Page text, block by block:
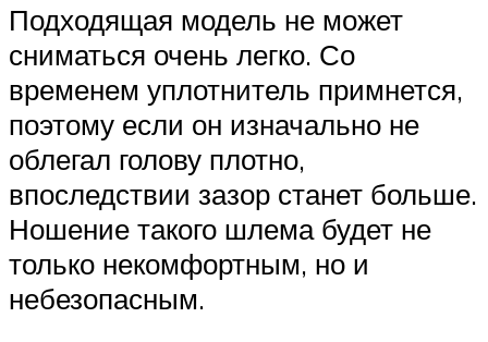
Подходящая модель не может
сниматься очень легко. Со
временем уплотнитель примнется,
поэтому если он изначально не
облегал голову плотно,
впоследствии зазор станет больше.
Ношение такого шлема будет не
только некомфортным, но и
небезопасным.